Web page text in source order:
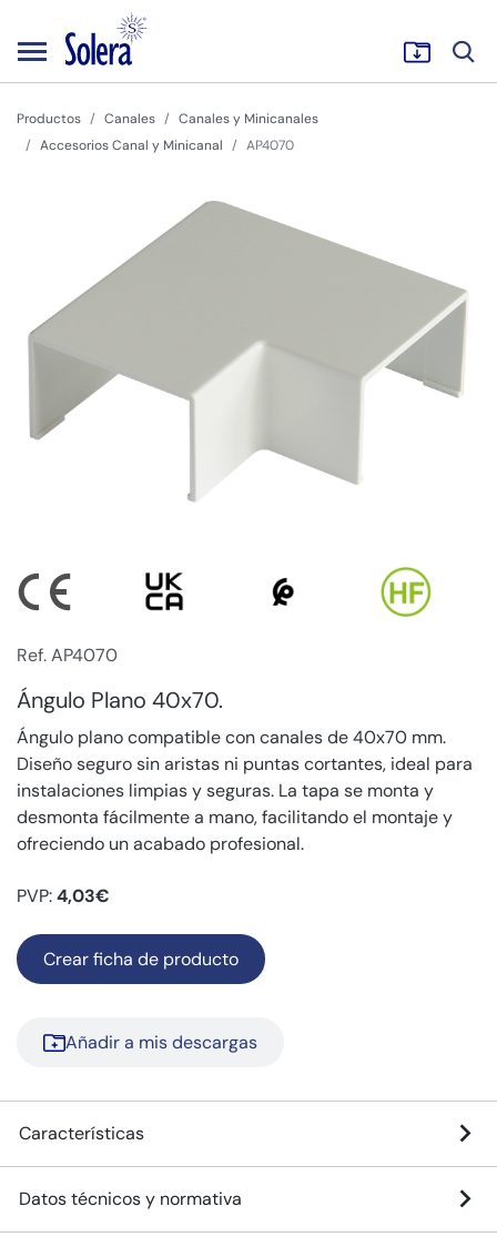
Productos Canales
Canales y Minicanales
Accesorios Canal y Minicanal
AP4070
Ref. AP4070
Ángulo Plano 40x70.
Ángulo plano compatible con canales de 40x70 mm.
Diseño seguro sin aristas ni puntas cortantes, ideal para
instalaciones limpias y seguras. La tapa se monta y
desmonta fácilmente a mano, facilitando el montaje y
ofreciendo un acabado profesional.
PVP:4,03€
Crear ficha de producto
Añadir a mis descargas
Características
Datos técnicos y normativa